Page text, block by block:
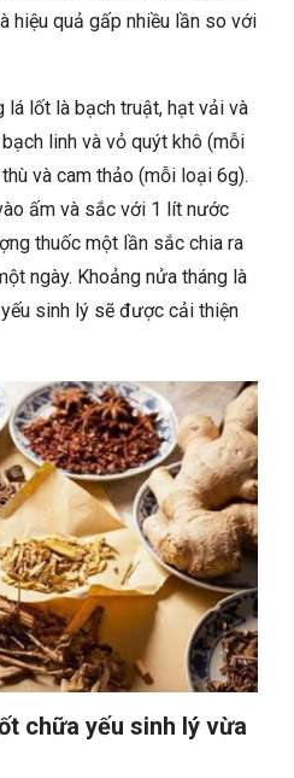
hiệu quả gấp nhiều lần so với
lốt là bạch truật, hạt vải và
linh và vỏ quýt khô (mỗi
và cam thảo (mỗi loại 6g).
ấm và sắc với 1 lít nước
thuốc một lần sắc chia ra
ngày. Khoảng nửa tháng là
sinh lý sẽ được cải thiện
chữa yếu sinh lý vừa